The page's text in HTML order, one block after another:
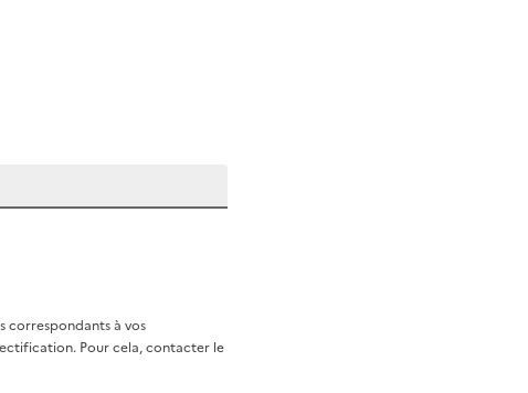
correspondants à vos
Pour cela, contacter le